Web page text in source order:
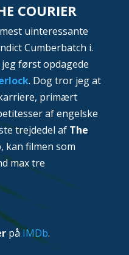
COURIER
uinteressante
Cumberbatch i.
først opdagede
. Dog tror jeg at
primært
af engelske
trejdedel af The
kan filmen som
max tre
påIMDb.